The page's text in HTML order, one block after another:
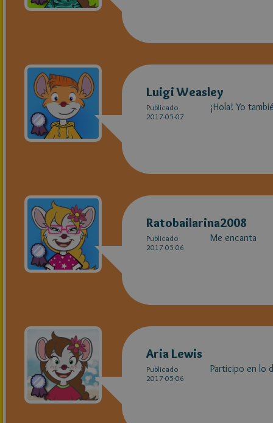
Luigi Weasley
Publicado
2017-05-07
¡Hola! Yo
Ratobailarina2008
Publicado
2017-05-06
Me encanta
Aria Lewis
Publicado
2017-05-06
Participo en lo